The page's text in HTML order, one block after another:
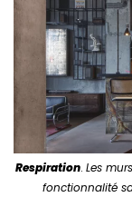
Respiration. Les
fonctionnalité